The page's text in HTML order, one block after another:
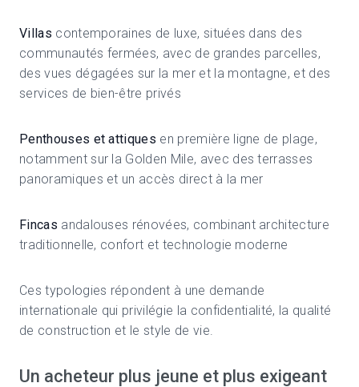
Villas contemporaines de luxe, situées dans des
communautés fermées, avec de grandes parcelles,
des vues dégagées sur la mer et la montagne, et des
services de bien-être privés
Penthouses et attiques en première ligne de plage,
notamment sur la Golden Mile, avec des terrasses
panoramiques et un accès direct à la mer
Fincas andalouses rénovées, combinant architecture
traditionnelle, confort et technologie moderne
Ces typologies répondent à une demande
internationale qui privilégie la confidentialité, la qualité
de construction et le style de vie.
Un acheteur plus jeune et plus exigeant